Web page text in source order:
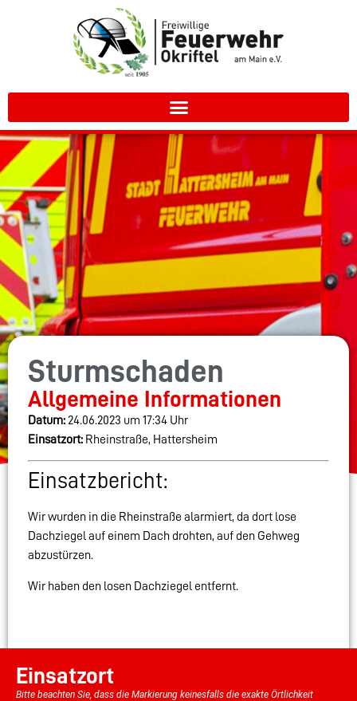
Sturmschaden
Allgemeine Informationen
Datum: 24.06.2023 um 17:34 Uhr
Einsatzort: Rheinstraße, Hattersheim
Einsatzbericht:
Wir wurden in die Rheinstraße alarmiert, da dort lose
Dachziegel auf einem Dach drohten, auf den Gehweg
abzustürzen.
Wir haben den losen Dachziegel entfernt.
Einsatzort
Bitte beachten Sie, dass die Markierung keinesfalls die exakte Örtlichkeit